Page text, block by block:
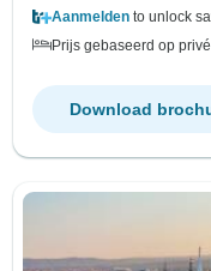
Aanmelden to unlock
Prijs gebaseerd op
Download